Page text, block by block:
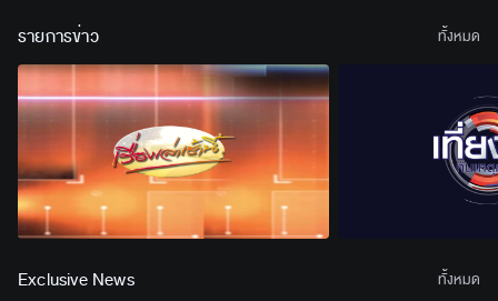
ต้องเป็นผู้ใหญ่
รายการข่าว ทั้งหมด
Exclusive News ทั้งหมด